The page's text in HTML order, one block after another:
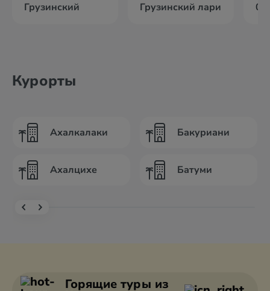
Грузинский Грузинский лари
Курорты
Ахалкалаки
Ахалцихе
Бакуриани
Батуми
Горящие туры из